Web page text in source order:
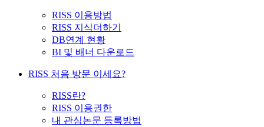
RISS 이용방법
RISS 지식더하기
DB연계 현황
BI 및 배너 다운로드
RISS 처음 방문 이세요?
RISS란?
RISS 이용권한
내 관심논문 등록방법